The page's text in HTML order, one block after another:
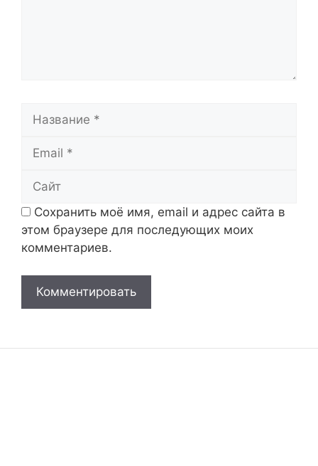
Название
Email
Сайт
Сохранить моё имя, email и адрес сайта в
этом браузере для последующих моих
комментариев.